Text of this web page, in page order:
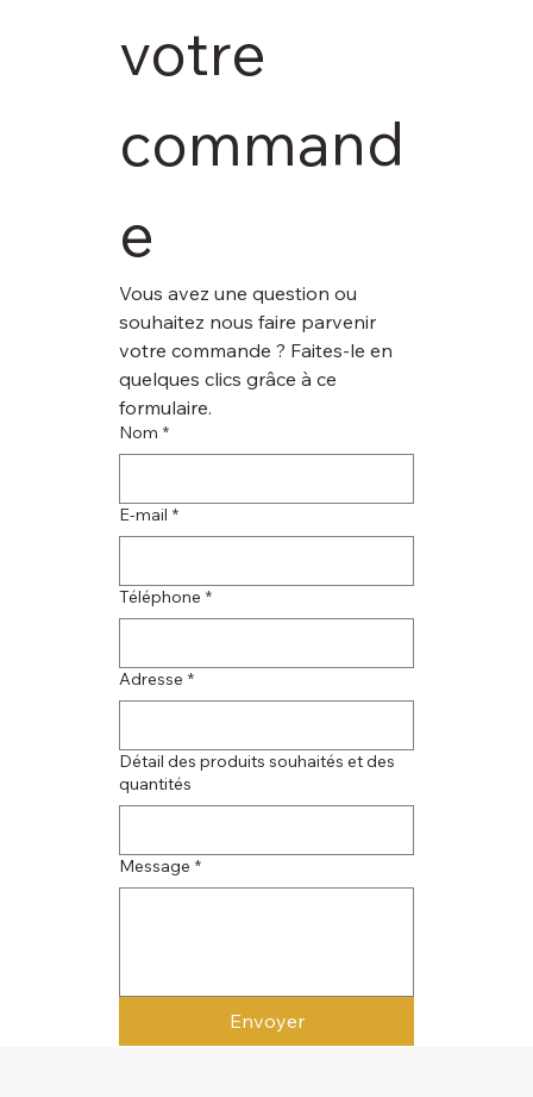
votre
command
e
Vous avez une question ou
souhaitez nous faire parvenir
votre commande ? Faites-le en
quelques clics grâce à ce
formulaire.
Nom *
E‑mail *
Téléphone *
Adresse *
Détail des produits souhaités et des
quantités
Message *
Envoyer